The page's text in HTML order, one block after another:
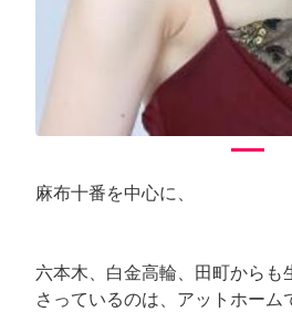
麻布十番を中心に、
六本木、白金高輪、田町からも
さっているのは、アットホーム